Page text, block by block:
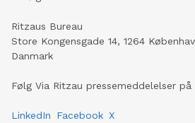
Ritzaus Bureau
Store Kongensgade 14, 1264
Danmark
Følg Via Ritzau pressemeddelelser på
LinkedIn Facebook X